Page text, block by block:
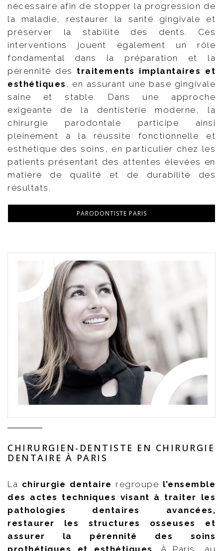
nécessaire afin de stopper la progression de
la maladie, restaurer la santé gingivale et
préserver la stabilité des dents. Ces
interventions jouent également un rôle
fondamental dans la préparation et la
pérennité des traitements implantaires et
esthétiques , en assurant une base gingivale
saine et stable. Dans une approche
exigeante de la dentisterie moderne, la
chirurgie parodontale participe ainsi
pleinement à la réussite fonctionnelle et
esthétique des soins, en particulier chez les
patients présentant des attentes élevées en
matière de qualité et de durabilité des
résultats.
PARODONTISTE PARIS
CHIRURGIEN-DENTISTE EN CHIRURGIE
DENTAIRE À PARIS
La chirurgie dentaire regroupe l’ensemble
des actes techniques visant à traiter les
pathologies dentaires avancées,
restaurer les structures osseuses et
assurer la pérennité des soins
prothétiques et esthétiques . À Paris, au